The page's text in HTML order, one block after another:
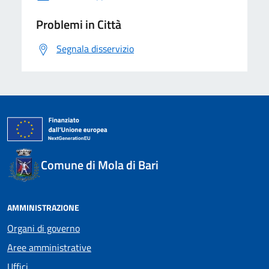
Problemi in Città
Segnala disservizio
Comune di Mola di Bari
AMMINISTRAZIONE
Organi di governo
Aree amministrative